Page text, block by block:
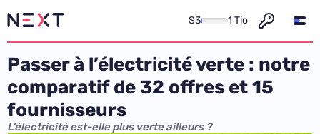
S3 1 Tio
Passer à l’électricité verte : notre
comparatif de 32 offres et 15
fournisseurs
L’électricité est-elle plus verte ailleurs ?